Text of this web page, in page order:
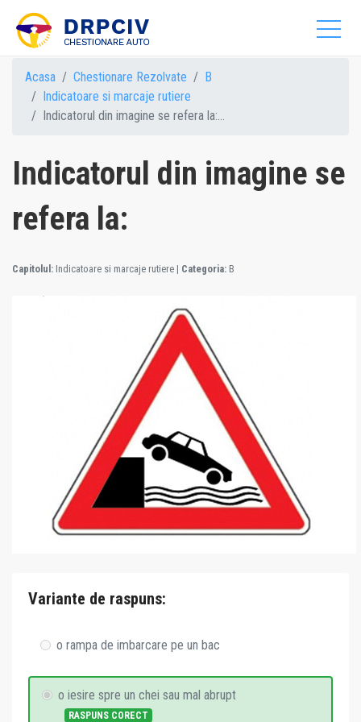
Acasa Chestionare Rezolvate
B
Indicatoare si marcaje rutiere
Indicatorul din imagine se refera la:...
Indicatorul din imagine se
refera la:
Capitolul: Indicatoare si marcaje rutiere | Categoria: B
Variante de raspuns:
o rampa de imbarcare pe un bac
o iesire spre un chei sau mal abrupt
RASPUNS CORECT